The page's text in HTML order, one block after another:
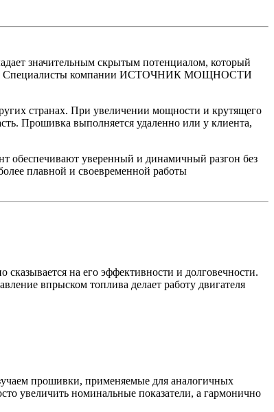
значительным скрытым потенциалом, который
Специалисты компании ИСТОЧНИК МОЩНОСТИ
странах. При увеличении мощности и крутящего
Прошивка выполняется удаленно или у клиента,
обеспечивают уверенный и динамичный разгон без
плавной и своевременной работы
на его эффективности и долговечности.
впрыском топлива делает работу двигателя
прошивки, применяемые для аналогичных
увеличить номинальные показатели, а гармонично